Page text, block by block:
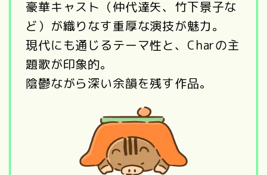
豪華キャスト（仲代達矢、竹下景子な
ど）が織りなす重厚な演技が魅力。
現代にも通じるテーマ性と、Charの主
題歌が印象的。
陰鬱ながら深い余韻を残す作品。